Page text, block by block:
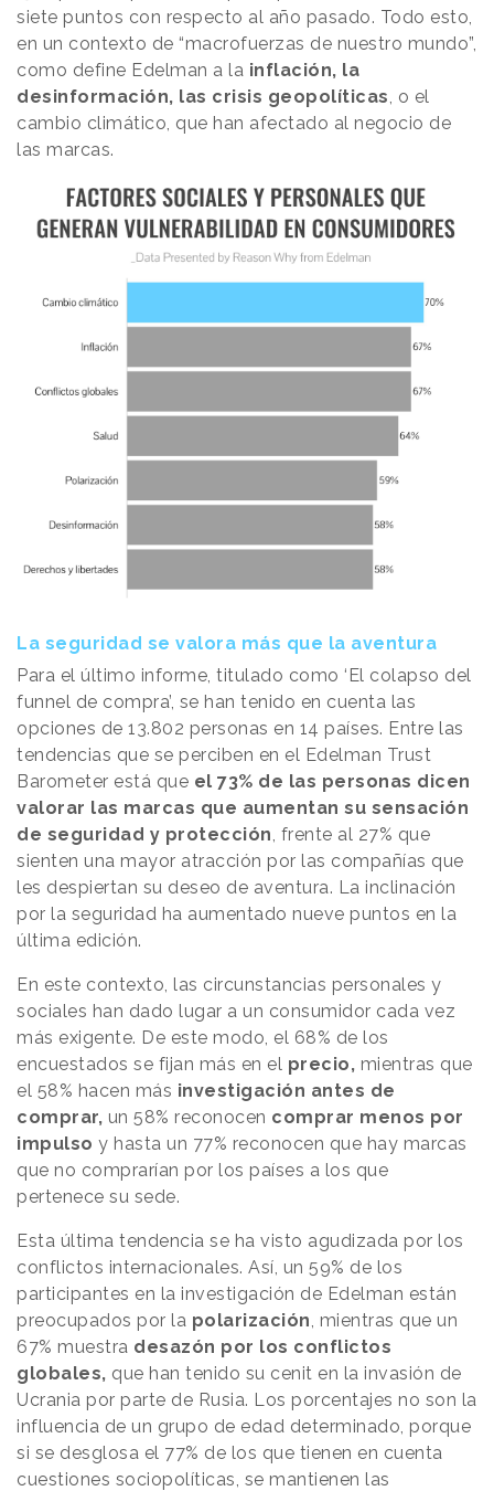
siete puntos con respecto al año pasado. Todo esto,
en un contexto de “macrofuerzas de nuestro mundo”,
como define Edelman a la inflación, la
desinformación, las crisis geopolíticas , o el
cambio climático, que han afectado al negocio de
las marcas.
La seguridad se valora más que la aventura
Para el último informe, titulado como ‘El colapso del
funnel de compra’, se han tenido en cuenta las
opciones de 13.802 personas en 14 países. Entre las
tendencias que se perciben en el Edelman Trust
Barometer está que el 73% de las personas dicen
valorar las marcas que aumentan su sensación
de seguridad y protección, frente al 27% que
sienten una mayor atracción por las compañías que
les despiertan su deseo de aventura. La inclinación
por la seguridad ha aumentado nueve puntos en la
última edición.
En este contexto, las circunstancias personales y
sociales han dado lugar a un consumidor cada vez
más exigente. De este modo, el 68% de los
encuestados se fijan más en el precio, mientras que
el 58% hacen más investigación antes de
comprar, un 58% reconocen comprar menos por
impulso y hasta un 77% reconocen que hay marcas
que no comprarían por los países a los que
pertenece su sede.
Esta última tendencia se ha visto agudizada por los
conflictos internacionales. Así, un 59% de los
participantes en la investigación de Edelman están
preocupados por la polarización, mientras que un
67% muestra desazón por los conflictos
globales, que han tenido su cenit en la invasión de
Ucrania por parte de Rusia. Los porcentajes no son la
influencia de un grupo de edad determinado, porque
si se desglosa el 77% de los que tienen en cuenta
cuestiones sociopolíticas, se mantienen las